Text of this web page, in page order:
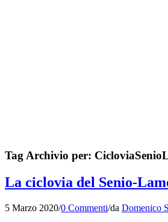
Tag Archivio per:
La ciclovia del Senio-
5 Marzo 2020/0 Commenti/da Domenico